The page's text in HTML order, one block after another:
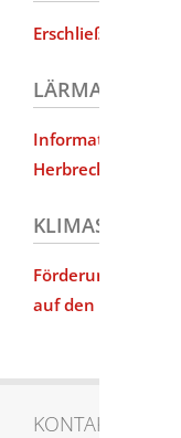
Erschließung der
Informationen
Herbrechtingen
Förderung der
auf den
KONTAKT